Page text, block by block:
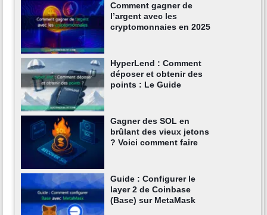
Comment gagner de
l’argent avec les
cryptomonnaies en 2025
HyperLend : Comment
déposer et obtenir des
points : Le Guide
Gagner des SOL en
brûlant des vieux jetons
? Voici comment faire
Guide : Configurer le
layer 2 de Coinbase
(Base) sur MetaMask